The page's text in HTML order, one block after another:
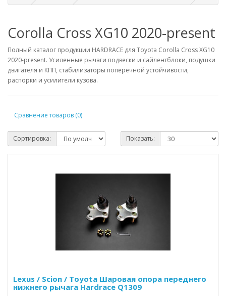
Corolla Cross XG10 2020-present
Полный каталог продукции HARDRACE для Toyota Corolla Cross XG10
2020-present. Усиленные рычаги подвески и сайлентблоки, подушки
двигателя и КПП, стабилизаторы поперечной устойчивости,
распорки и усилители кузова.
Сравнение товаров (0)
Сортировка: Показать:
Lexus / Scion / Toyota Шаровая опора переднего
нижнего рычага Hardrace Q1309